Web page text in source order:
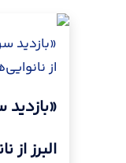
«بازدید
از
البرز